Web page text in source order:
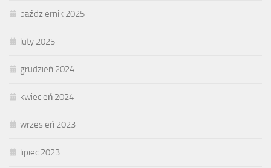
październik 2025
luty 2025
grudzień 2024
kwiecień 2024
wrzesień 2023
lipiec 2023